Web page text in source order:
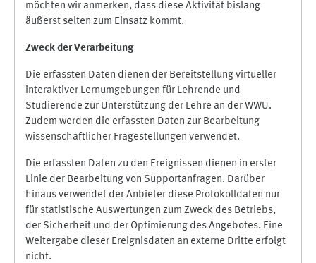
möchten wir anmerken, dass diese Aktivität bislang
äußerst selten zum Einsatz kommt.
Zweck der Verarbeitung
Die erfassten Daten dienen der Bereitstellung virtueller
interaktiver Lernumgebungen für Lehrende und
Studierende zur Unterstützung der Lehre an der WWU.
Zudem werden die erfassten Daten zur Bearbeitung
wissenschaftlicher Fragestellungen verwendet.
Die erfassten Daten zu den Ereignissen dienen in erster
Linie der Bearbeitung von Supportanfragen. Darüber
hinaus verwendet der Anbieter diese Protokolldaten nur
für statistische Auswertungen zum Zweck des Betriebs,
der Sicherheit und der Optimierung des Angebotes. Eine
Weitergabe dieser Ereignisdaten an externe Dritte erfolgt
nicht.